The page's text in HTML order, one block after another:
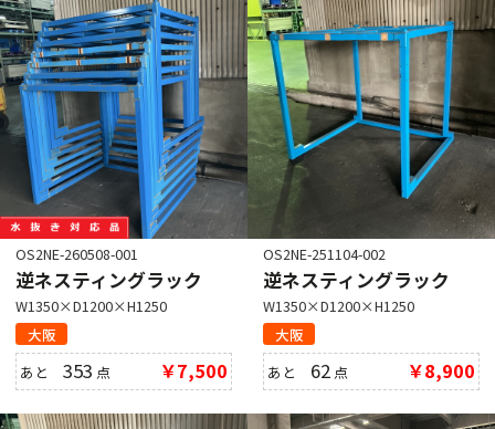
OS2NE-260508-001
逆ネスティングラック
W1350×D1200×H1250
大阪
あと353 点 ￥7,500
OS2NE-251104-002
逆ネスティングラック
W1350×D1200×H1250
大阪
あと 62 点 ￥8,900